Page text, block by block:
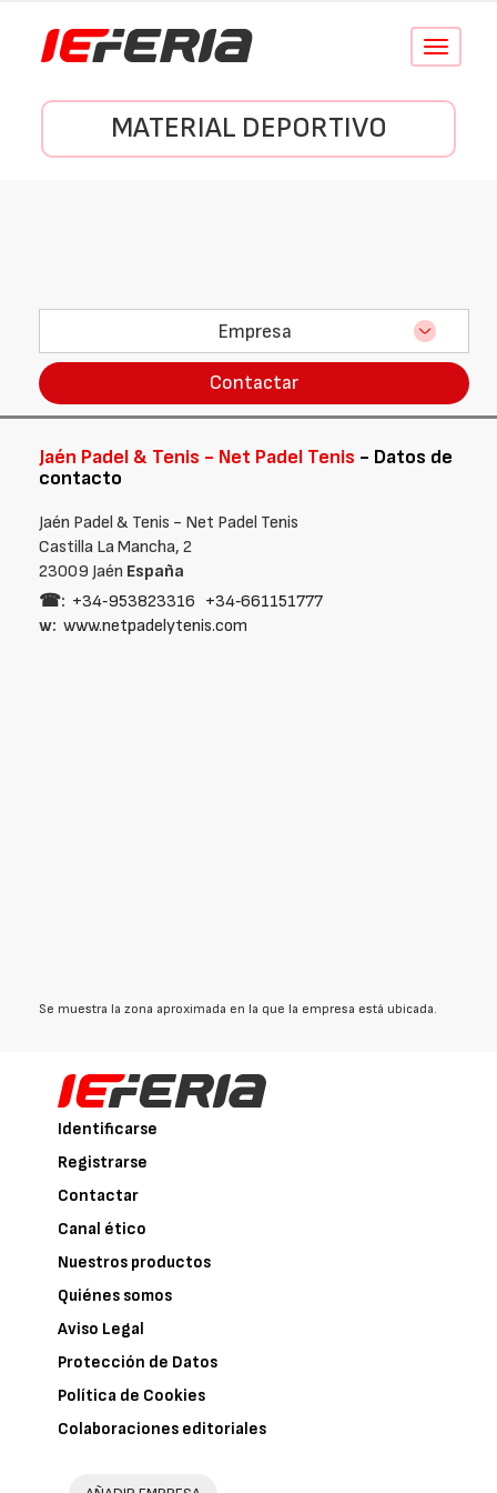
Conmutar
MATERIAL DEPORTIVO
Empresa
Contactar
Jaén Padel & Tenis - Net Padel Tenis - Datos de
contacto
Jaén Padel & Tenis - Net Padel Tenis
Castilla La Mancha, 2
23009 Jaén España
☎: +34‑953823316 +34‑661151777
w: www.netpadelytenis.com
Se muestra la zona aproximada en la que la empresa está ubicada.
Identificarse
Registrarse
Contactar
Canal ético
Nuestros productos
Quiénes somos
Aviso Legal
Protección de Datos
Política de Cookies
Colaboraciones editoriales